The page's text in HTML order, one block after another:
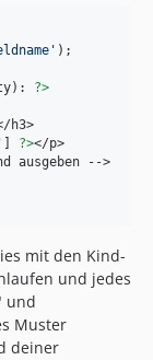
'
): ?>
h3>
' ?></p>
ausgeben -->
mit den Kind-
und jedes
und
Muster
deiner